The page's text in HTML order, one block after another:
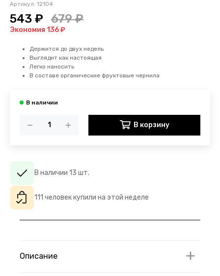
Артикул: 12104
543 ₽ 679 ₽
Экономия 136 ₽
Держится до двух недель
Выглядит как настоящая
Легко наносить
В составе органические фруктовые чернила
В корзину
В наличии 13 шт.
111 человек купили на этой неделе
Описание